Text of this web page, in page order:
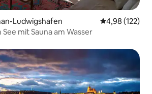
Ludwigshafen
4,98 (122)
mit Sauna am Wasser